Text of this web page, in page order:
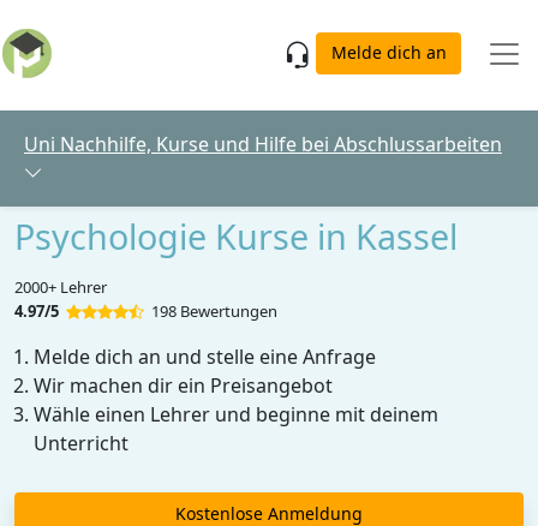
Melde dich an
Uni Nachhilfe, Kurse und Hilfe bei Abschlussarbeiten
Psychologie Kurse in Kassel
2000+ Lehrer
4.97/5
198 Bewertungen
Melde dich an und stelle eine Anfrage
Wir machen dir ein Preisangebot
Wähle einen Lehrer und beginne mit deinem
Unterricht
Kostenlose Anmeldung